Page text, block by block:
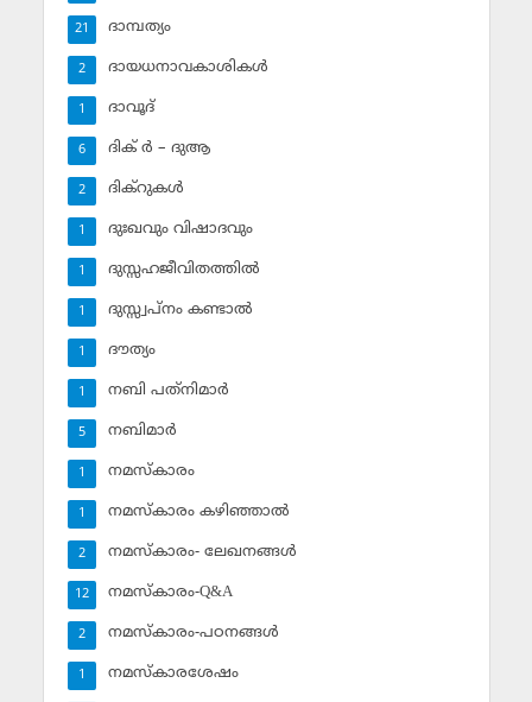
ദാമ്പത്യം
21
ദായധനാവകാശികള്‍
2
ദാവൂദ്‌
1
ദിക് ര്‍ – ദുആ
6
ദിക്‌റുകള്‍
2
ദുഃഖവും വിഷാദവും
1
ദുസ്സഹജീവിതത്തില്‍
1
ദുസ്സ്വപ്‌നം കണ്ടാല്‍
1
ദൗത്യം
1
നബി പത്‌നിമാര്‍
1
നബിമാര്‍
5
നമസ്‌കാരം
1
നമസ്‌കാരം കഴിഞ്ഞാല്‍
1
നമസ്‌കാരം- ലേഖനങ്ങള്‍
2
നമസ്‌കാരം-Q&A
12
നമസ്‌കാരം-പഠനങ്ങള്‍
2
നമസ്‌കാരശേഷം
1